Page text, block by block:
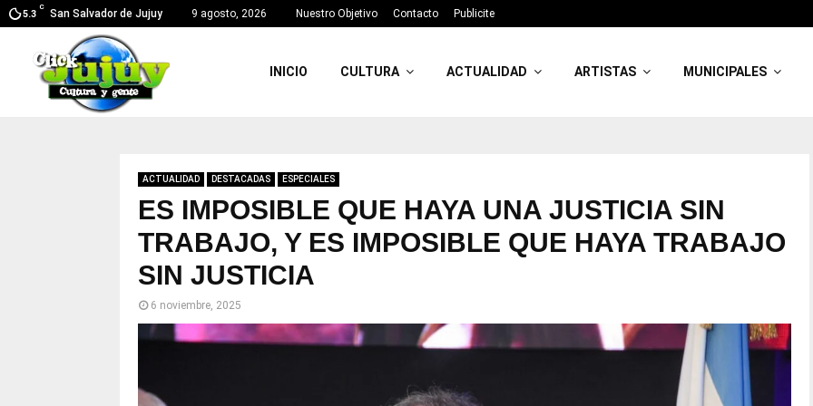
5.3
C
San Salvador de Jujuy 9 agosto, 2026 Nuestro Objetivo Contacto Publicite
INICIO CULTURA ACTUALIDAD ARTISTAS MUNICIPALES
ACTUALIDAD DESTACADAS ESPECIALES
ES IMPOSIBLE QUE HAYA UNA JUSTICIA SIN
TRABAJO, Y ES IMPOSIBLE QUE HAYA TRABAJO
SIN JUSTICIA
6 noviembre, 2025